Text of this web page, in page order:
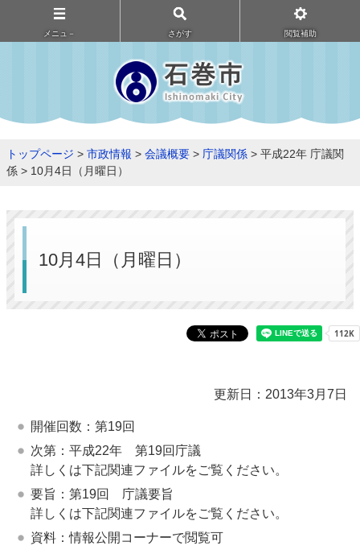
メニュ－ さがす 閲覧補助
トップページ > 市政情報 > 会議概要 > 庁議関係 > 平成22年 庁議関
係 > 10月4日（月曜日）
10月4日（月曜日）
更新日：2013年3月7日
開催回数：第19回
次第：平成22年 第19回庁議
詳しくは下記関連ファイルをご覧ください。
要旨：第19回 庁議要旨
詳しくは下記関連ファイルをご覧ください。
資料：情報公開コーナーで閲覧可